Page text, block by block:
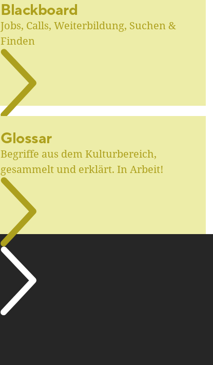
Blackboard
Jobs, Calls, Weiterbildung, Suchen &
Finden
Glossar
Begriffe aus dem Kulturbereich,
gesammelt und erklärt. In Arbeit!